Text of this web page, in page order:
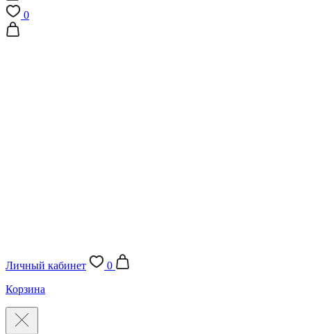
0
Личный кабинет
0
Корзина